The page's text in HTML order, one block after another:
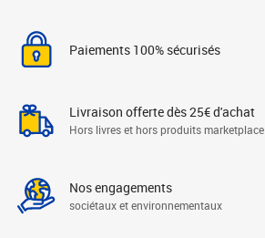
Paiements 100% sécurisés
Livraison offerte dès 25€ d'achat
Hors livres et hors produits marketplace
Nos engagements
sociétaux et environnementaux